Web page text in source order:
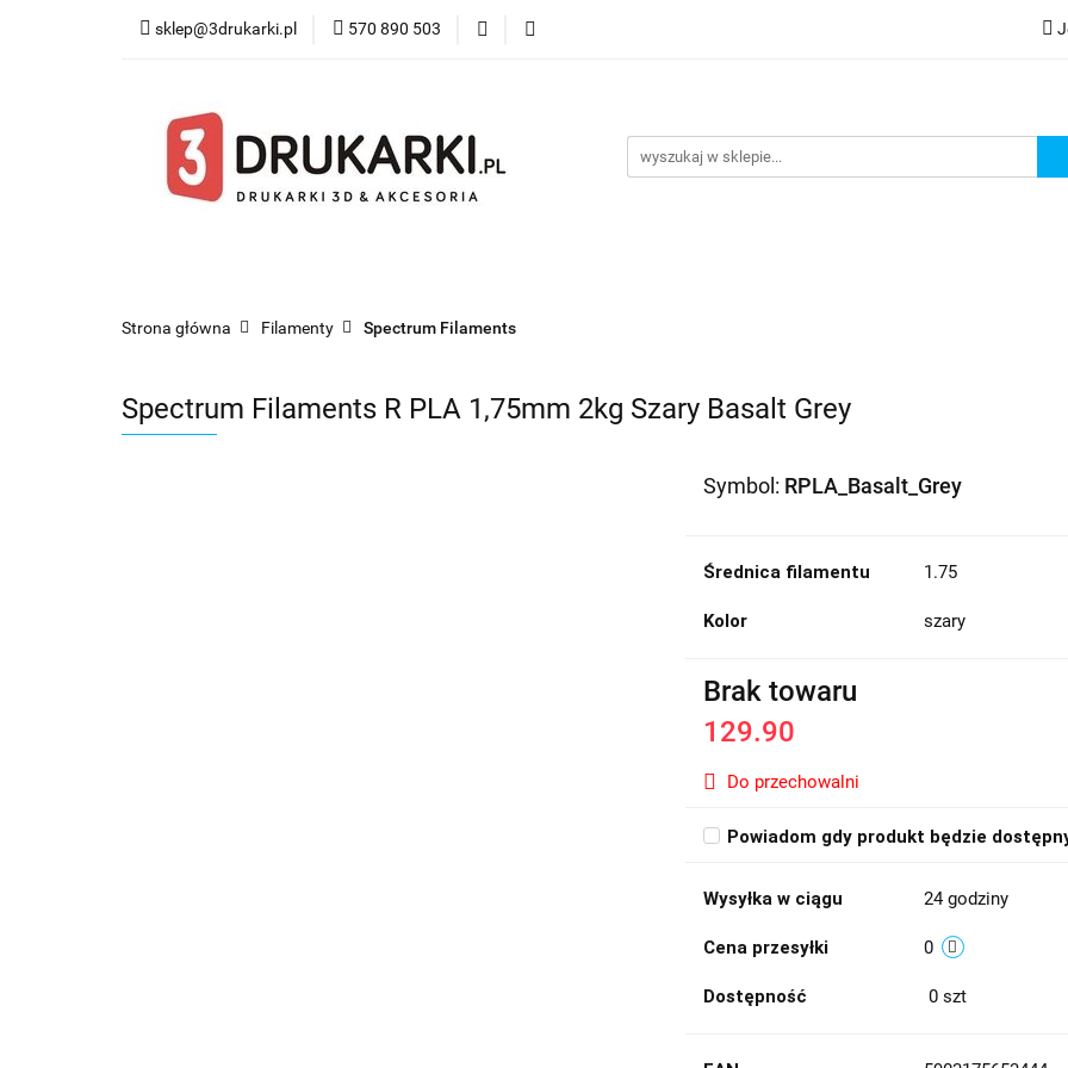
sklep@3drukarki.pl 570 890 503
Blog Bestsellery
Strona główna Filamenty Spectrum Filaments
Spectrum Filaments R PLA 1,75mm 2kg Szary Basalt Grey
Symbol: RPLA_Basalt_Grey
Średnica filamentu 1.75
Kolor szary
Brak towaru
129.90
Do przechowalni
Powiadom gdy produkt będzie
Wysyłka w ciągu 24 godziny
Cena przesyłki 0
Dostępność 0 szt